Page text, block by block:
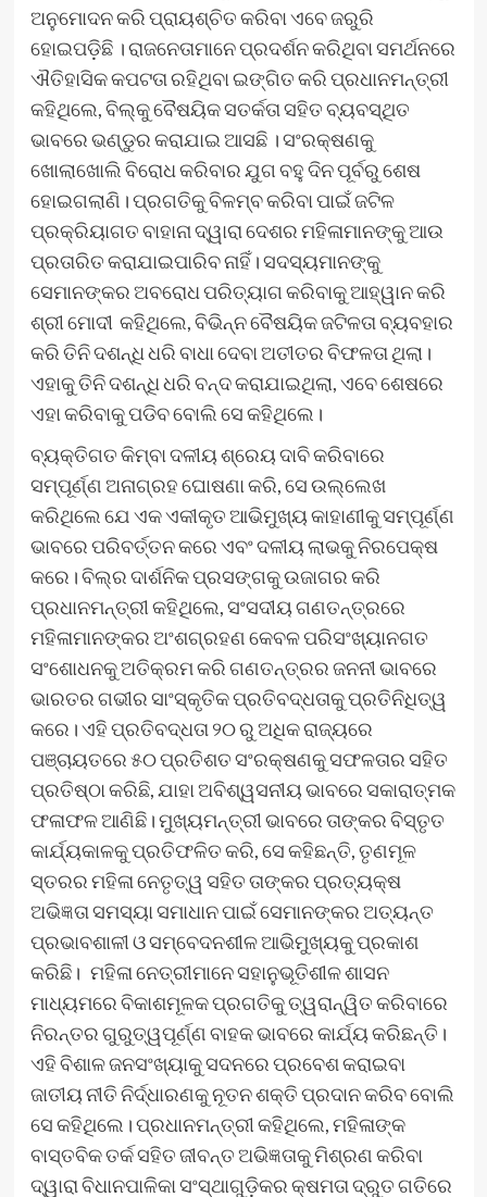
ଅନୁମୋଦନ କରି ପ୍ରାୟଶ୍ଚିତ କରିବା ଏବେ ଜରୁରି
ହୋଇପଡ଼ିଛି । ରାଜନେତାମାନେ ପ୍ରଦର୍ଶନ କରିଥିବା ସମର୍ଥନରେ
ଐତିହାସିକ କପଟତା ରହିଥିବା ଇଙ୍ଗିତ କରି ପ୍ରଧାନମନ୍ତ୍ରୀ
କହିଥିଲେ, ବିଲ୍‌କୁ ବୈଷୟିକ ସତର୍କତା ସହିତ ବ୍ୟବସ୍ଥିତ
ଭାବରେ ଭଣ୍ଡୁର କରାଯାଇ ଆସଛି । ସଂରକ୍ଷଣକୁ
ଖୋଲାଖୋଲି ବିରୋଧ କରିବାର ଯୁଗ ବହୁ ଦିନ ପୂର୍ବରୁ ଶେଷ
ହୋଇଗଲାଣି। ପ୍ରଗତିକୁ ବିଳମ୍ବ କରିବା ପାଇଁ ଜଟିଳ
ପ୍ରକ୍ରିୟାଗତ ବାହାନା ଦ୍ୱାରା ଦେଶର ମହିଳାମାନଙ୍କୁ ଆଉ
ପ୍ରତାରିତ କରାଯାଇପାରିବ ନାହିଁ। ସଦସ୍ୟମାନଙ୍କୁ
ସେମାନଙ୍କର ଅବରୋଧ ପରିତ୍ୟାଗ କରିବାକୁ ଆହ୍ୱାନ କରି
ଶ୍ରୀ ମୋଦୀ କହିଥିଲେ, ବିଭିନ୍ନ ବୈଷୟିକ ଜଟିଳତା ବ୍ୟବହାର
କରି ତିନି ଦଶନ୍ଧି ଧରି ବାଧା ଦେବା ଅତୀତର ବିଫଳତା ଥିଲା।
ଏହାକୁ ତିନି ଦଶନ୍ଧି ଧରି ବନ୍ଦ କରାଯାଇଥିଲା, ଏବେ ଶେଷରେ
ଏହା କରିବାକୁ ପଡିବ ବୋଲି ସେ କହିଥିଲେ।
ବ୍ୟକ୍ତିଗତ କିମ୍ବା ଦଳୀୟ ଶ୍ରେୟ ଦାବି କରିବାରେ
ସମ୍ପୂର୍ଣ୍ଣ ଅନାଗ୍ରହ ଘୋଷଣା କରି, ସେ ଉଲ୍ଲେଖ
କରିଥିଲେ ଯେ ଏକ ଏକୀକୃତ ଆଭିମୁଖ୍ୟ କାହାଣୀକୁ ସମ୍ପୂର୍ଣ୍ଣ
ଭାବରେ ପରିବର୍ତ୍ତନ କରେ ଏବଂ ଦଳୀୟ ଲାଭକୁ ନିରପେକ୍ଷ
କରେ। ବିଲ୍‌ର ଦାର୍ଶନିକ ପ୍ରସଙ୍ଗକୁ ଉଜାଗର କରି
ପ୍ରଧାନମନ୍ତ୍ରୀ କହିଥିଲେ, ସଂସଦୀୟ ଗଣତନ୍ତ୍ରରେ
ମହିଳାମାନଙ୍କର ଅଂଶଗ୍ରହଣ କେବଳ ପରିସଂଖ୍ୟାନଗତ
ସଂଶୋଧନକୁ ଅତିକ୍ରମ କରି ଗଣତନ୍ତ୍ରର ଜନନୀ ଭାବରେ
ଭାରତର ଗଭୀର ସାଂସ୍କୃତିକ ପ୍ରତିବଦ୍ଧତାକୁ ପ୍ରତିନିଧିତ୍ୱ
କରେ। ଏହି ପ୍ରତିବଦ୍ଧତା ୨୦ ରୁ ଅଧିକ ରାଜ୍ୟରେ
ପଞ୍ଚାୟତରେ ୫୦ ପ୍ରତିଶତ ସଂରକ୍ଷଣକୁ ସଫଳତାର ସହିତ
ପ୍ରତିଷ୍ଠା କରିଛି, ଯାହା ଅବିଶ୍ୱସନୀୟ ଭାବରେ ସକାରାତ୍ମକ
ଫଳାଫଳ ଆଣିଛି। ମୁଖ୍ୟମନ୍ତ୍ରୀ ଭାବରେ ତାଙ୍କର ବିସ୍ତୃତ
କାର୍ଯ୍ୟକାଳକୁ ପ୍ରତିଫଳିତ କରି, ସେ କହିଛନ୍ତି, ତୃଣମୂଳ
ସ୍ତରର ମହିଳା ନେତୃତ୍ୱ ସହିତ ତାଙ୍କର ପ୍ରତ୍ୟକ୍ଷ
ଅଭିଜ୍ଞତା ସମସ୍ୟା ସମାଧାନ ପାଇଁ ସେମାନଙ୍କର ଅତ୍ୟନ୍ତ
ପ୍ରଭାବଶାଳୀ ଓ ସମ୍ବେଦନଶୀଳ ଆଭିମୁଖ୍ୟକୁ ପ୍ରକାଶ
କରିଛି। ମହିଳା ନେତ୍ରୀମାନେ ସହାନୁଭୂତିଶୀଳ ଶାସନ
ମାଧ୍ୟମରେ ବିକାଶମୂଳକ ପ୍ରଗତିକୁ ତ୍ୱରାନ୍ୱିତ କରିବାରେ
ନିରନ୍ତର ଗୁରୁତ୍ୱପୂର୍ଣ୍ଣ ବାହକ ଭାବରେ କାର୍ଯ୍ୟ କରିଛନ୍ତି।
ଏହି ବିଶାଳ ଜନସଂଖ୍ୟାକୁ ସଦନରେ ପ୍ରବେଶ କରାଇବା
ଜାତୀୟ ନୀତି ନିର୍ଦ୍ଧାରଣକୁ ନୂତନ ଶକ୍ତି ପ୍ରଦାନ କରିବ ବୋଲି
ସେ କହିଥିଲେ। ପ୍ରଧାନମନ୍ତ୍ରୀ କହିଥିଲେ, ମହିଳାଙ୍କ
ବାସ୍ତବିକ ତର୍କ ସହିତ ଜୀବନ୍ତ ଅଭିଜ୍ଞତାକୁ ମିଶ୍ରଣ କରିବା
ଦ୍ୱାରା ବିଧାନପାଳିକା ସଂସ୍ଥାଗୁଡ଼ିକର କ୍ଷମତା ଦ୍ରୁତ ଗତିରେ